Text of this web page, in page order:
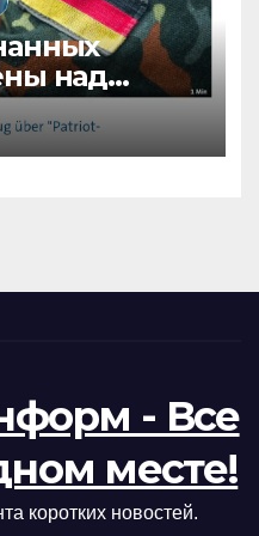
над
Германии:
- Все
месте!
коротких новостей.